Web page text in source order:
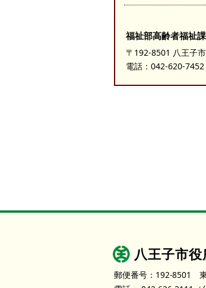
福祉部高齢者福祉
〒192-8501 八王子
電話： 042-620-7452
八王子市役
郵便番号：192-8501